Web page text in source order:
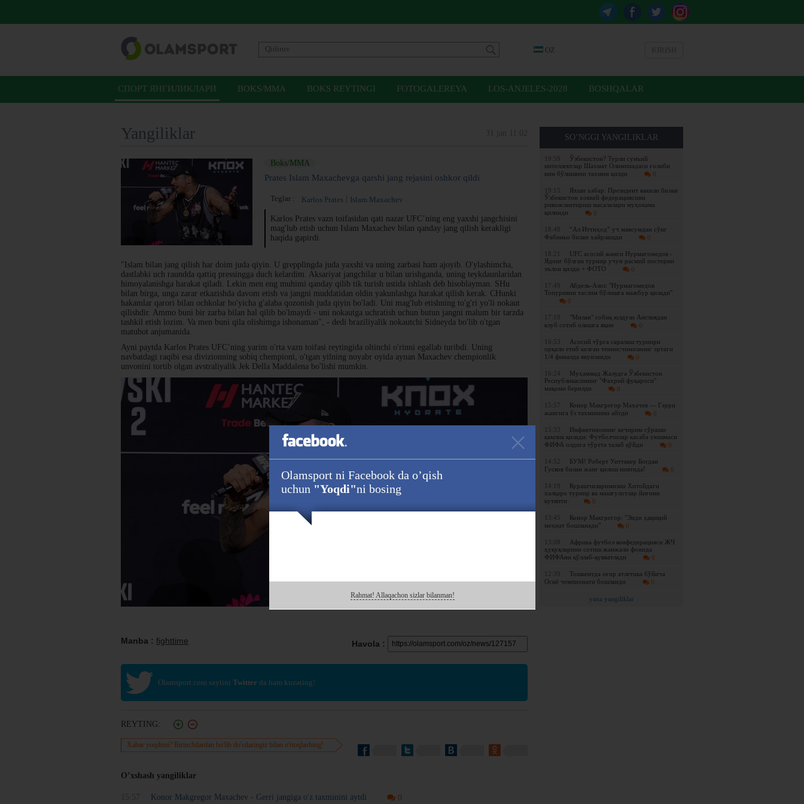
OZ
СПОРТ ЯНГИЛИКЛАРИ BOKS/MMA BOKS REYTINGI FOTOGALEREYA LOS-ANJELES-2028 BOSHQALAR
SO’NGGI YANGILIKLAR
19:59
Ўзбекистон? Турли сунъий
интеллектлар Шахмат Олимпиадаси ғолиби
ким бўлишини тахмин қилди
0
19:15
Яхши хабар: Президент вакили билан
Ўзбекистон хоккей федерациясини
ривожлантириш масалалари муҳокама
қилинди
0
18:48
“Ал Иттиҳод” уч мавсумдан сўнг
Фабиньо билан хайрлашди
0
18:21
UFC асосий жанги Нурмагомедов -
Ядонг бўлган турнир учун расмий постерни
эълон қилди + ФОТО
0
17:49
Абдель-Азиз: "Нурмагомедов
Топурияни таслим бўлишга мажбур қилади"
0
17:18
"Милан" собиқ юлдузи Англиядан
клуб сотиб олишга яқин
0
16:53
Асосий тўрга саралаш турнири
орқали етиб келган теннисчимизнинг эртаги
1/4 финалда якунланди
0
16:24
Муҳаммад Жалудга Ўзбекистон
Республикасининг "Фахрий фуқароси"
мақоми берилди
0
15:57
Конор Макгрегор Махачев — Гэрри
жангига ўз тахминини айтди
0
15:33
Инфантинонинг кечирим сўраши
камлик қилади: Футболчилар касаба уюшмаси
ФИФА олдига тўртта талаб қўйди
0
14:52
БУМ! Роберт Уиттакер Богдан
Гусков билан жанг қилиш ниятида!
0
14:19
Курашчиларимизни Хитойдаги
халқаро турнир ва машғулотлар йиғини
кутяпти
0
13:45
Конор Макгрегор: "Энди ҳақиқий
меҳнат бошланади"
0
13:08
Африка футбол конфедерацияси ЖЧ
ҳуқуқларини сотиш жанжали фонида
ФИФАни қўллаб-қувватлади
0
12:39
Тошкентда оғир атлетика бўйича
Осиё чемпионати бошланди
0
yana yangiliklar
Yangiliklar
Boks/MMA
Prates Islam Maxachevga qarshi jang rejasini oshkor qildi
Teglar : Karlos Prates Islam Maxachev
Karlos Prates vazn toifasidan qati nazar UFC’ning eng yaxshi jangchisini
mag'lub etish uchun Islam Maxachev bilan qanday jang qilish kerakligi
haqida gapirdi.
"Islam bilan jang qilish har doim juda qiyin. U grepplingda juda yaxshi va uning zarbasi ham ajoyib. O'ylashimcha,
dastlabki uch raundda qattiq pressingga duch kelardim. Aksariyat jangchilar u bilan urishganda, uning teykdaunlaridan
himoyalanishga harakat qiladi. Lekin men eng muhimi qanday qilib tik turish ustida ishlash deb hisoblayman. SHu
bilan birga, unga zarar etkazishda davom etish va jangni muddatidan oldin yakunlashga harakat qilish kerak. CHunki
hakamlar qarori bilan ochkolar bo'yicha g'alaba qozonish juda qiyin bo'ladi. Uni mag'lub etishning to'g'ri yo'li nokaut
qilishdir. Ammo buni bir zarba bilan hal qilib bo'lmaydi - uni nokautga uchratish uchun butun jangni malum bir tarzda
tashkil etish lozim. Va men buni qila olishimga ishonaman", - dedi braziliyalik nokautchi Sidneyda bo'lib o'tgan
matubot anjumanida.
Ayni paytda Karlos Prates UFC’ning yarim o'rta vazn toifasi reytingida oltinchi o'rinni egallab turibdi. Uning
navbatdagi raqibi esa divizionning sobiq chempioni, o'tgan yilning noyabr oyida aynan Maxachev chempionlik
unvonini tortib olgan avstraliyalik Jek Della Maddalena bo'lishi mumkin.
Havola :
Manba : fighttime
Olamsport.com saytini Twitter da ham kuzating!
REYTING:
Xabar yoqdimi? Birinchilardan bo'lib do'stlaringiz bilan o'rtoqlashing!
O’xshash yangiliklar
Konor Makgregor Maxachev - Gerri jangiga o'z taxminini aytdi 0
Olamsport ni Facebook da o’qish
uchun "Yoqdi"ni bosing
Rahmat! Allaqachon sizlar bilanman!